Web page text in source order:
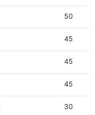
50
45
45
45
30